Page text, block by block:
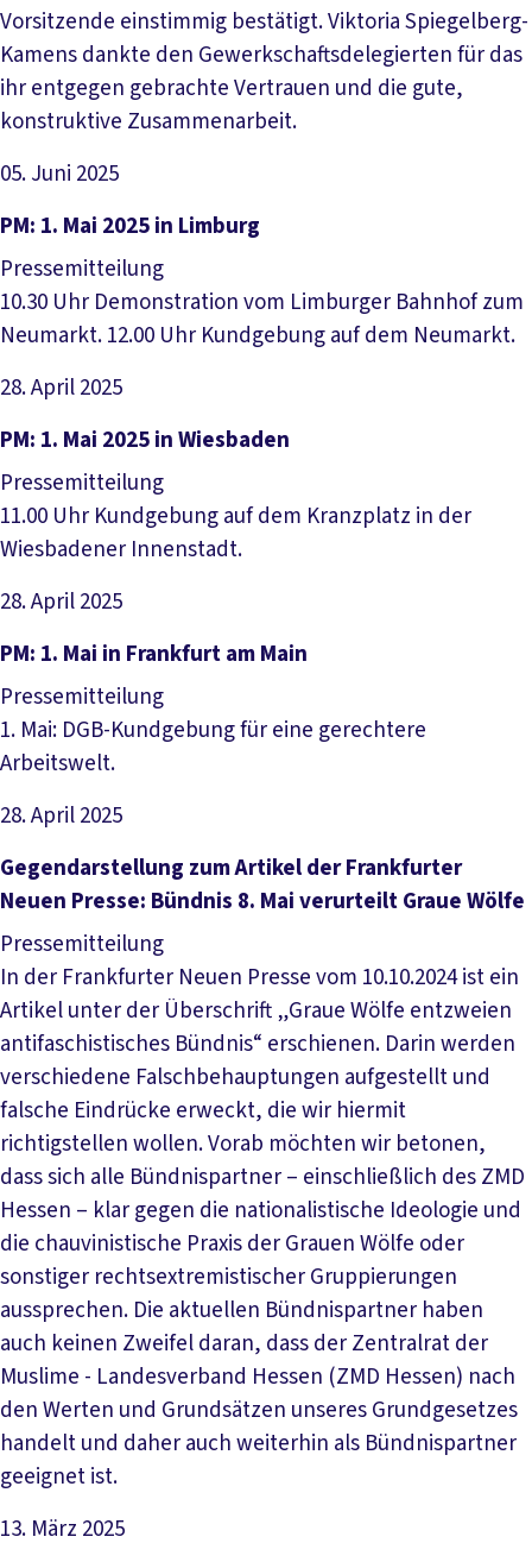
Vorsitzende einstimmig bestätigt. Viktoria Spiegelberg-
Kamens dankte den Gewerkschaftsdelegierten für das
ihr entgegen gebrachte Vertrauen und die gute,
konstruktive Zusammenarbeit.
05. Juni 2025
Artikel lesen
PM: 1. Mai 2025 in Limburg
Pressemitteilung
10.30 Uhr Demonstration vom Limburger Bahnhof zum
Neumarkt. 12.00 Uhr Kundgebung auf dem Neumarkt.
28. April 2025
Artikel lesen
PM: 1. Mai 2025 in Wiesbaden
Pressemitteilung
11.00 Uhr Kundgebung auf dem Kranzplatz in der
Wiesbadener Innenstadt.
28. April 2025
Artikel lesen
PM: 1. Mai in Frankfurt am Main
Pressemitteilung
1. Mai: DGB-Kundgebung für eine gerechtere
Arbeitswelt.
28. April 2025
Artikel lesen
Gegendarstellung zum Artikel der Frankfurter
Neuen Presse: Bündnis 8. Mai verurteilt Graue Wölfe
Pressemitteilung
In der Frankfurter Neuen Presse vom 10.10.2024 ist ein
Artikel unter der Überschrift „Graue Wölfe entzweien
antifaschistisches Bündnis“ erschienen. Darin werden
verschiedene Falschbehauptungen aufgestellt und
falsche Eindrücke erweckt, die wir hiermit
richtigstellen wollen. Vorab möchten wir betonen,
dass sich alle Bündnispartner – einschließlich des ZMD
Hessen – klar gegen die nationalistische Ideologie und
die chauvinistische Praxis der Grauen Wölfe oder
sonstiger rechtsextremistischer Gruppierungen
aussprechen. Die aktuellen Bündnispartner haben
auch keinen Zweifel daran, dass der Zentralrat der
Muslime - Landesverband Hessen (ZMD Hessen) nach
den Werten und Grundsätzen unseres Grundgesetzes
handelt und daher auch weiterhin als Bündnispartner
geeignet ist.
13. März 2025